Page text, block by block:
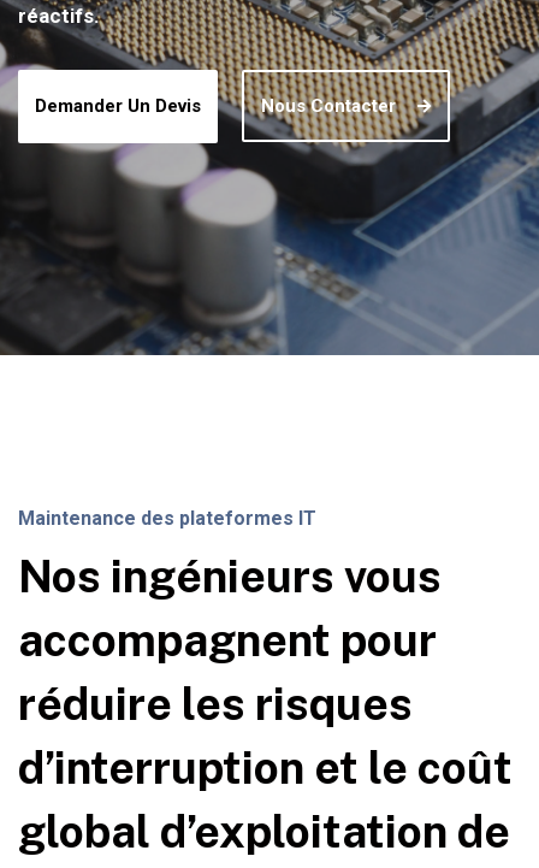
réactifs.
Demander Un Devis Nous Contacter
Maintenance des plateformes IT
Nos ingénieurs vous
accompagnent pour
réduire les risques
d’interruption et le coût
global d’exploitation de